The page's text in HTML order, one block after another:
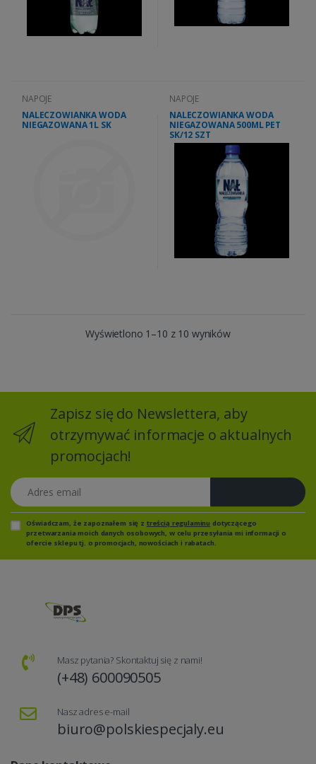
NAPOJE
NALECZOWIANKA WODA
NIEGAZOWANA 1L SK
NAPOJE
NALECZOWIANKA WODA
NIEGAZOWANA 500ML PET
SK/12 SZT
Wyświetlono 1–10 z 10 wyników
Zapisz się do Newslettera, aby
otrzymywać informacje o aktualnych
promocjach!
Adres email
Oświadczam, że zapoznałem się z treścią regulaminu dotyczącego
przetwarzania moich danych osobowych, w celu przesyłania mi informacji o
ofercie sklepu tj. o promocjach, nowościach i rabatach.
Masz pytania? Skontaktuj się z nami!
(+48) 600090505
Nasz adres e-mail
biuro@polskiespecjaly.eu